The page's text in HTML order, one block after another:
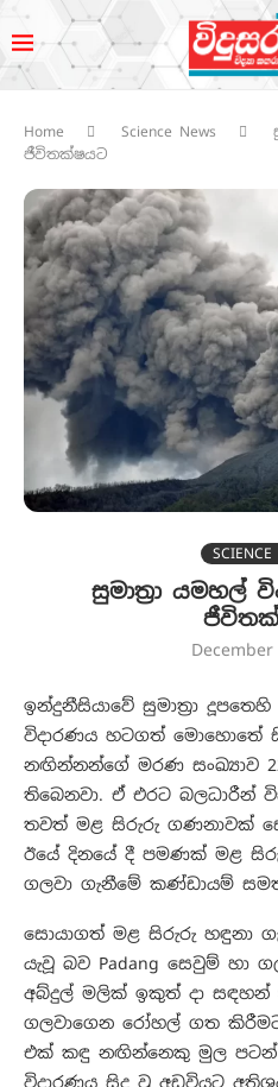
Home Science News
ජීවිතක්ෂයට
SCIENCE
සුමාත්‍රා යමහල්
ඉන්දුනීසියාවේ සුමාත්‍රා
විදාරණය හටගත් මොහොතේ
නඟින්නන්ගේ මරණ සංඛ්‍යාව
තිබෙනවා. ඒ එරට
තවත් මළ සිරුරු ගණනාවක්
ඊයේ දිනයේ දී පමණක් මළ
ගලවා ගැනීමේ කණ්ඩායම්
සොයාගත් මළ සිරුරු හඳුනා
යැවූ බව Padang සෙවුම් හා
අබ්දුල් මලික් ඉකුත් දා සඳහන්
ගලවාගෙන රෝහල් ගත
එක් කඳු නඟින්නෙකු මුල පටන්
විදාරණය සිදු වූ අඩවියට